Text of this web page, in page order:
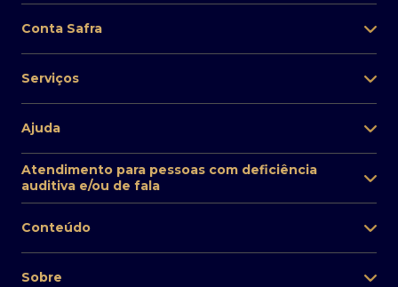
Conta Safra
Serviços
Ajuda
Atendimento para pessoas com deficiência
auditiva e/ou de fala
Conteúdo
Sobre